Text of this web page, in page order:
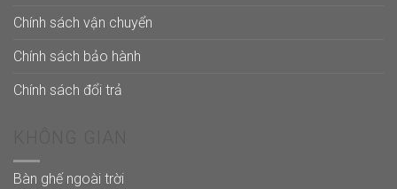
Chính sách vận chuyển
Chính sách bảo hành
Chính sách đổi trả
Bàn ghế ngoài trời